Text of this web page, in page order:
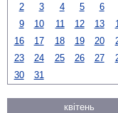
2
3 4 5 6
9
10 11 12 13
16
17 18 19 20
23
24 25 26 27
30
31
квітень